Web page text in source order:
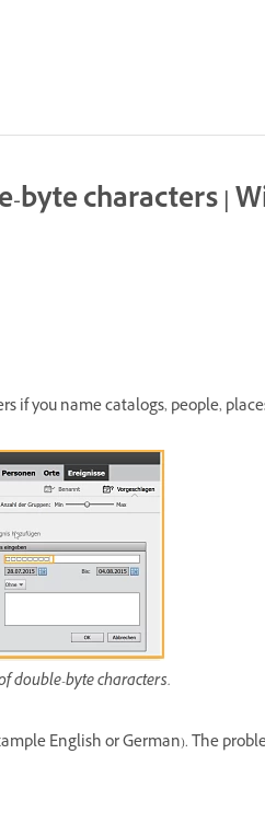
characters |
if you name catalogs, people,
double-byte characters.
English or German). The